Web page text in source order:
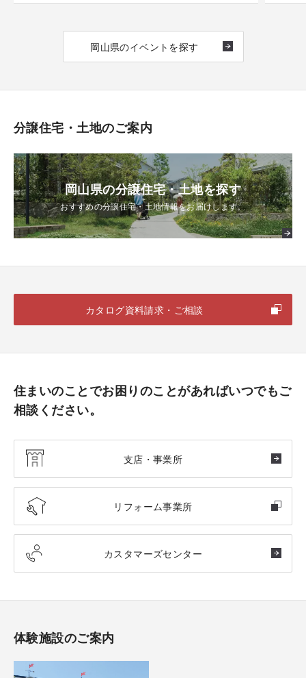
岡山県のイベントを探す
分譲住宅・土地のご案内
岡山県の分譲住宅・土地を探す
おすすめの分譲住宅・土地情報をお届けします。
カタログ資料請求・ご相談
住まいのことでお困りのことがあればいつでもご
相談ください。
支店・事業所
リフォーム事業所
カスタマーズセンター
体験施設のご案内